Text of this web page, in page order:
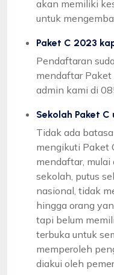
akan memiliki
untuk
Paket C 2023
Pendaftaran
mendaftar Paket
admin kami di
Sekolah Paket
Tidak ada
mengikuti Paket
mendaftar,
sekolah, putus
nasional, tidak
hingga orang
tapi belum
terbuka untuk
memperoleh
diakui oleh